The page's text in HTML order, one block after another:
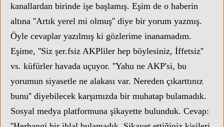
kanallardan birinde işe başlamış. Eşim de o haberin
altına ''Artık yerel mi olmuş'' diye bir yorum yazmış.
Öyle cevaplar yazılmış ki gözlerime inanamadım.
Eşime, ''Siz şer.fsiz AKPliler hep böylesiniz, İffetsiz''
vs. küfürler havada uçuyor. ''Yahu ne AKP'si, bu
yorumun siyasetle ne alakası var. Nereden çıkarttınız
bunu'' diyebilecek karşımızda bir muhatap bulamadık.
Sosyal medya platformuna şikayette bulunduk. Cevap: